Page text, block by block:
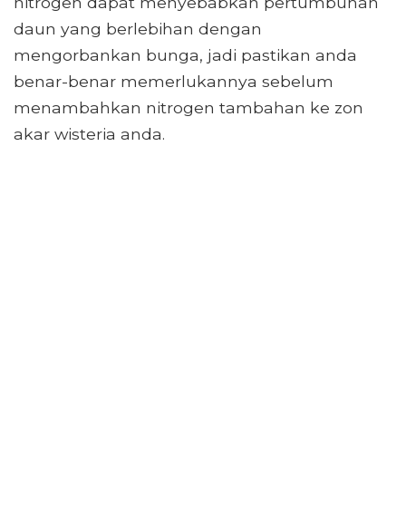
daun yang berlebihan dengan
mengorbankan bunga, jadi pastikan anda
benar-benar memerlukannya sebelum
menambahkan nitrogen tambahan ke zon
akar wisteria anda.